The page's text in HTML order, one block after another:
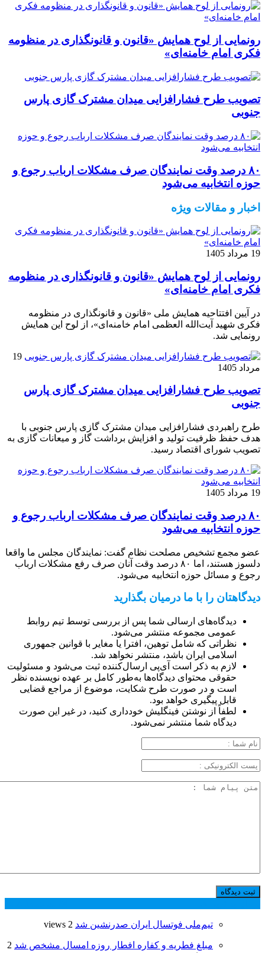
رونمایی از لوح همایش «قانون و قانونگذاری در منظومه
فکری امام خامنه‌ای»
تصویب طرح فشارافزایی میدان مشترک گازی پارس
جنوبی
۸۰ درصد وقت نمایندگان صرف مشکلات ارباب رجوع و
حوزه انتخابیه می‌شود
اخبار و مقالات ویژه
19 مرداد 1405
رونمایی از لوح همایش «قانون و قانونگذاری در منظومه
فکری امام خامنه‌ای»
در آیین افتتاحیه همایش ملی «قانون و قانونگذاری در منظومه
فکری شهید آیت‌الله العظمی امام خامنه‌ای»، از لوح این همایش
رونمایی شد.
19
مرداد 1405
تصویب طرح فشارافزایی میدان مشترک گازی پارس
جنوبی
​​​​​​​طرح راهبردی فشارافزایی میدان مشترک گازی پارس جنوبی با
هدف حفظ ظرفیت تولید و افزایش برداشت گاز و میعانات گازی به
تصویب شورای اقتصاد رسید.
19 مرداد 1405
۸۰ درصد وقت نمایندگان صرف مشکلات ارباب رجوع و
حوزه انتخابیه می‌شود
عضو مجمع تشخیص مصلحت نظام گفت: نمایندگان مجلس ما واقعا
دلسوز هستند، اما ۸۰ درصد وقت آنان صرف رفع مشکلات ارباب
رجوع و مسائل حوزه انتخابیه می‌شود.
دیدگاهتان را با ما درمیان بگذارید
دیدگاه‌های ارسالی شما پس از بررسی توسط تیم روابط
عمومی مجموعه منتشر می‌شود.
نظراتی که شامل توهین، افترا یا مغایر با قوانین جمهوری
اسلامی ایران باشد، منتشر نخواهد شد.
لازم به ذکر است آی‌پی ارسال‌کننده ثبت می‌شود و مسئولیت
حقوقی محتوای دیدگاه‌ها به‌طور کامل بر عهده نویسنده نظر
است و در صورت طرح شکایت، موضوع از مراجع قضایی
قابل پیگیری خواهد بود.
لطفاً از نوشتن فینگلیش خودداری کنید، در غیر این صورت
دیدگاه شما منتشر نمی‌شود.
تیم‌ملی فوتسال ایران صدرنشین شد 2 views
مبلغ فطریه و کفاره افطار روزه امسال مشخص شد 2